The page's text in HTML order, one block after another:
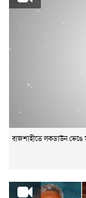
রাজশাহীতে লকডাউন ভেঙে